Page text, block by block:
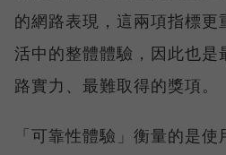
的網路表現，這兩項指標更
活中的整體體驗，因此也是
路實力、最難取得的獎項。
「可靠性體驗」衡量的是